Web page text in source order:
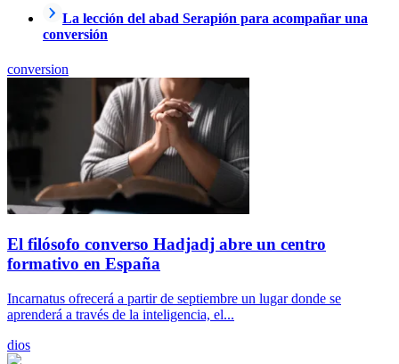
La lección del abad Serapión para acompañar una
conversión
conversion
El filósofo converso Hadjadj abre un centro
formativo en España
Incarnatus ofrecerá a partir de septiembre un lugar donde se
aprenderá a través de la inteligencia, el...
dios